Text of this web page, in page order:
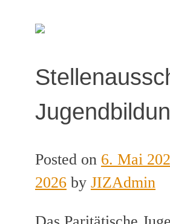
Posted on 6. Mai
2026 by JIZAdmin